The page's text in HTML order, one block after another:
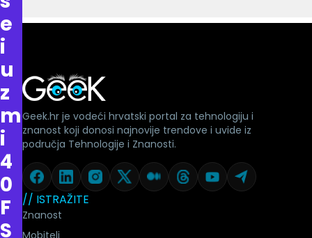
e
i
u
z
m
i
4
0
F
S
// ISTRAŽITE
Znanost
Mobiteli
Geek.hr je vodeći hrvatski portal za tehnologiju i
znanost koji donosi najnovije trendove i uvide iz
područja Tehnologije i Znanosti.